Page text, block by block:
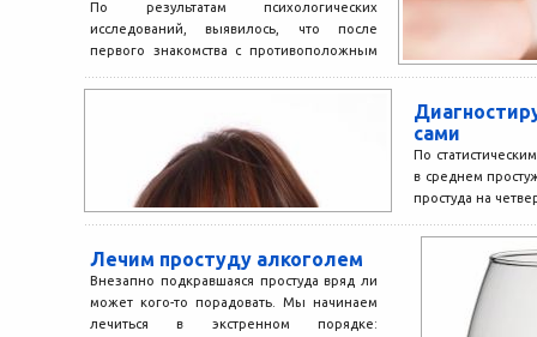
По результатам психологических
исследований, выявилось, что после
первого знакомства с противоположным
и ногтей своих избранниц....
сами
По
в среднем
простуда на
Лечим простуду алкоголем
Внезапно подкравшаяся простуда вряд ли
может кого-то порадовать. Мы начинаем
лечиться в экстренном порядке: